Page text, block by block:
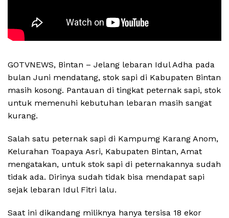
GOTVNEWS, Bintan – Jelang lebaran Idul Adha pada
bulan Juni mendatang, stok sapi di Kabupaten Bintan
masih kosong. Pantauan di tingkat peternak sapi, stok
untuk memenuhi kebutuhan lebaran masih sangat
kurang.
Salah satu peternak sapi di Kampumg Karang Anom,
Kelurahan Toapaya Asri, Kabupaten Bintan, Amat
mengatakan, untuk stok sapi di peternakannya sudah
tidak ada. Dirinya sudah tidak bisa mendapat sapi
sejak lebaran Idul Fitri lalu.
Saat ini dikandang miliknya hanya tersisa 18 ekor